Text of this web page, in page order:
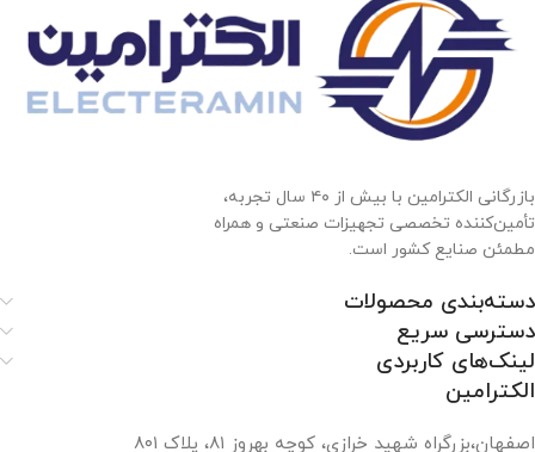
بازرگانی الکترامین با بیش از ۴۰ سال تجربه،
تأمین‌کننده تخصصی تجهیزات صنعتی و همراه
مطمئن صنایع کشور است.
دسته‌بندی محصولات
دسترسی سریع
لینک‌های کاربردی
الکترامین
اصفهان،بزرگراه شهید خرازی، کوچه بهروز ۸۱، پلاک ۸۰۱